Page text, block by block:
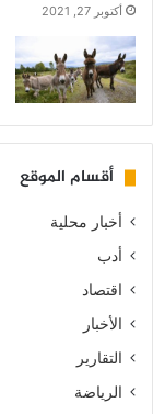
أكتوبر 27, 2021
أقسام الموقع
أخبار محلية
أدب
اقتصاد
الأخبار
التقارير
الرياضة